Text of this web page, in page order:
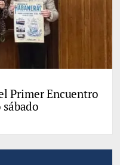
Primer Encuentro